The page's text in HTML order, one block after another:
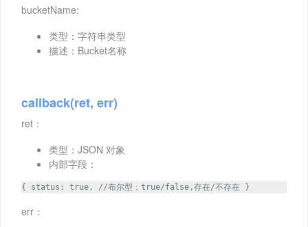
bucketName:
类型：字符串类型
描述：Bucket名称
callback(ret, err)
ret：
类型：JSON 对象
内部字段：
{ status: true, //布尔型；true/false,存在/不存在 }
err：